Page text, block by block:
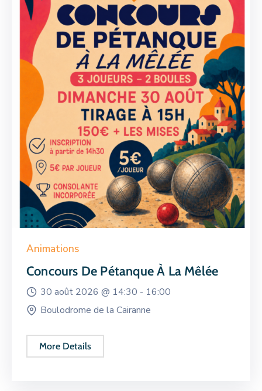
Animations
Concours De Pétanque À La Mêlée
30 août 2026 @ 14:30 - 16:00
Boulodrome de la Cairanne
More Details